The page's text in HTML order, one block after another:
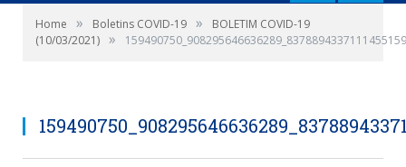
Home » Boletins COVID-19 »
BOLETIM COVID-19
(10/03/2021) »